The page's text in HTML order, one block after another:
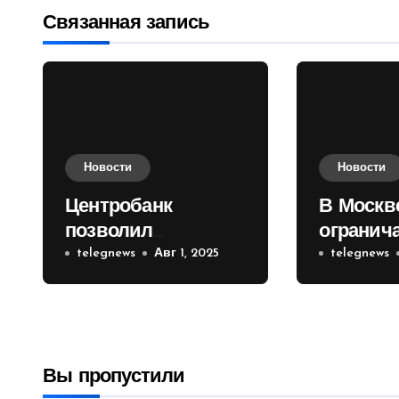
записям
Связанная запись
Новости
Центробанк
позволил
инвесторам из
враждебных
telegnews Авг 1, 2025
Новости
В
telegnews
Вы пропустили